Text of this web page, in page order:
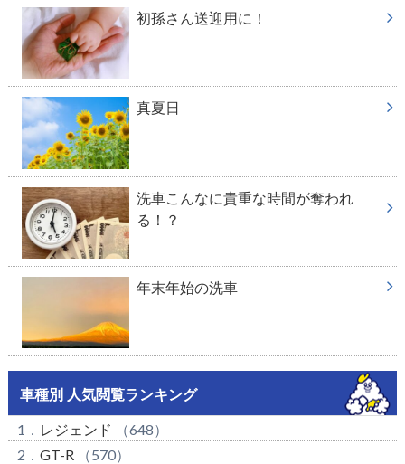
初孫さん送迎用に！
真夏日
洗車こんなに貴重な時間が奪われ
る！？
年末年始の洗車
車種別 人気閲覧ランキング
1． レジェンド
（648）
2． GT-R（570）